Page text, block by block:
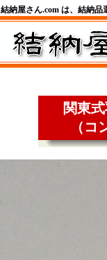
結納屋さん.com は、結納
関東
（コ